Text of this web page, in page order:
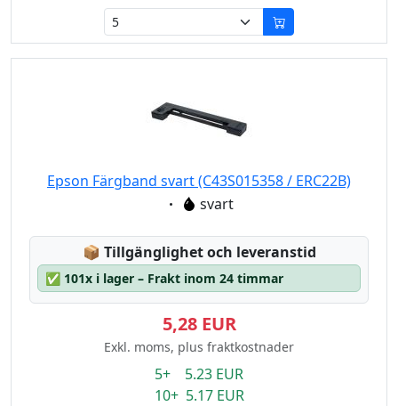
Epson Färgband svart (C43S015358 / ERC22B)
Eigenschaft:
svart
📦 Lagerstatus:
Tillgänglighet och leveranstid
✅ 101x i lager – Frakt inom 24 timmar
5,28 EUR
Exkl. moms, plus fraktkostnader
5+ 5.23 EUR
10+ 5.17 EUR